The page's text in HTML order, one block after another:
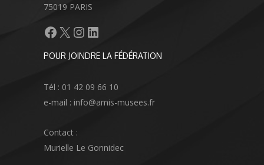
75019 PARIS
Facebook
X Instagram
LinkedIn
POUR JOINDRE LA FÉDÉRATION
Tél : 01 42 09 66 10
e-mail : info@amis-musees.fr
Contact :
Murielle Le Gonnidec